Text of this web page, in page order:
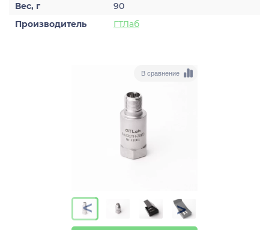
Вес, г
90
Производитель
ГТЛаб
В сравнение
> >